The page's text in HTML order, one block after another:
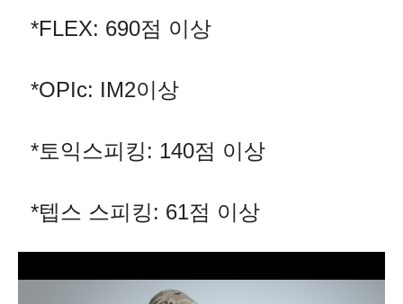
*FLEX: 690점 이상
*OPIc: IM2이상
*토익스피킹: 140점 이상
*텝스 스피킹: 61점 이상